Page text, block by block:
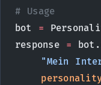
# Usage
bot =
response =
"Mein